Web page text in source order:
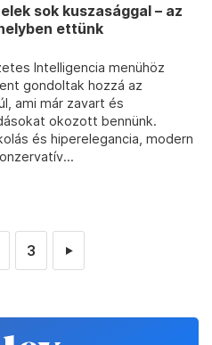
sok kuszasággal – az
ettünk
Intelligencia menühöz
gondoltak hozzá az
ami már zavart és
okozott bennünk.
és hiperelegancia, modern
3 ►